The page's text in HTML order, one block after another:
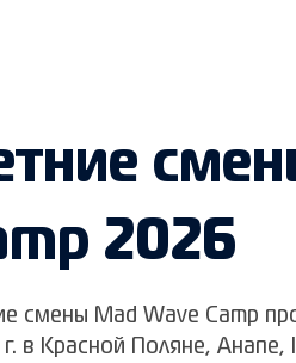
2026
смены Mad Wave Camp
в Красной Поляне, Анапе,